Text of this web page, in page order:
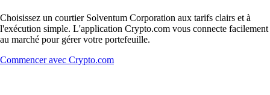
Choisissez un courtier Solventum Corporation aux tarifs clairs et à
l'exécution simple. L'application Crypto.com vous connecte facilement
au marché pour gérer votre portefeuille.
Commencer avec Crypto.com